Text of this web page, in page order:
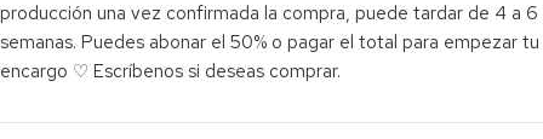
producción una vez confirmada la compra, puede tardar de 4 a 6
semanas. Puedes abonar el 50% o pagar el total para empezar tu
encargo ♡ Escríbenos si deseas comprar.